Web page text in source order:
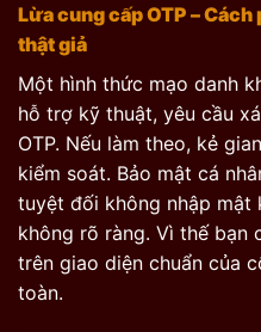
Lừa cung cấp OTP –
thật giả
Một hình thức mạo danh
hỗ trợ kỹ thuật, yêu cầu
OTP. Nếu làm theo, kẻ
kiểm soát. Bảo mật cá
tuyệt đối không nhập mật
không rõ ràng. Vì thế bạn
trên giao diện chuẩn của
toàn.